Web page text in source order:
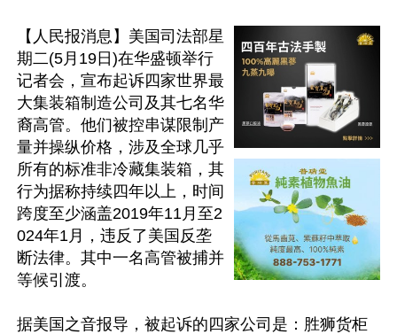
【人民报消息】美国司法部星
期二(5月19日)在华盛顿举行
记者会，宣布起诉四家世界最
大集装箱制造公司及其七名华
裔高管。他们被控串谋限制产
量并操纵价格，涉及全球几乎
所有的标准非冷藏集装箱，其
行为据称持续四年以上，时间
跨度至少涵盖2019年11月至2
024年1月，违反了美国反垄
断法律。其中一名高管被捕并
等候引渡。
据美国之音报导，被起诉的四家公司是：胜狮货柜